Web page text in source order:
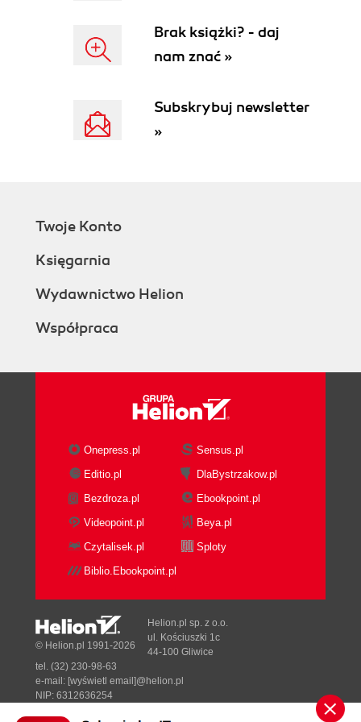
Rozdział 7. Konserwacja pecetów (121)
Programy narzędziowe systemu Windows (122)
Środki ostrożności (132)
Czyszczenie komputera (136)
Windows XP lekiem na całe zło? (148)
Dodatek A Ograniczenia rozbudowy (152)
Dodatek B BIOS i CMOS (153)
Dodatek D Wtyczki i gniazda (158)
Brak książki? - daj
nam znać »
Subskrybuj newsletter
»
Twoje Konto
Księgarnia
Wydawnictwo Helion
Współpraca
Onepress.pl
Sensus.pl
Editio.pl
DlaBystrzakow.pl
Bezdroza.pl
Ebookpoint.pl
Videopoint.pl
Beya.pl
Czytalisek.pl
Sploty
Biblio.Ebookpoint.pl
© Helion.pl 1991-2026
Helion.pl sp. z o.o.
ul. Kościuszki 1c
44-100 Gliwice
tel. (32) 230-98-63
e-mail: [wyświetl email]@helion.pl
NIP: 6312636254